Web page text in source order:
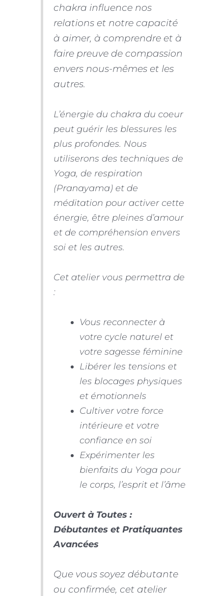
chakra influence nos
relations et notre capacité
à aimer, à comprendre et à
faire preuve de compassion
envers nous-mêmes et les
autres.
L’énergie du chakra du coeur
peut guérir les blessures les
plus profondes. Nous
utiliserons des techniques de
Yoga, de respiration
(Pranayama) et de
méditation pour activer cette
énergie, être pleines d’amour
et de compréhension envers
soi et les autres.
Cet atelier vous permettra de
:
Vous reconnecter à
votre cycle naturel et
votre sagesse féminine
Libérer les tensions et
les blocages physiques
et émotionnels
Cultiver votre force
intérieure et votre
confiance en soi
Expérimenter les
bienfaits du Yoga pour
le corps, l’esprit et l’âme
Ouvert à Toutes :
Débutantes et Pratiquantes
Avancées
Que vous soyez débutante
ou confirmée, cet atelier